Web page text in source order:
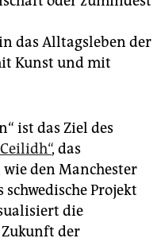
das Alltagsleben der
Kunst und mit
ist das Ziel des
, das
wie den Manchester
Projekt
die
der